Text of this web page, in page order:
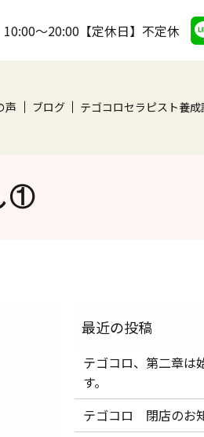
10:00～20:00【定休日】不定休
声 ブログ テゴコロセラピスト養成
①
テゴコロ、第二章は
す。
テゴコロ 閉店のお